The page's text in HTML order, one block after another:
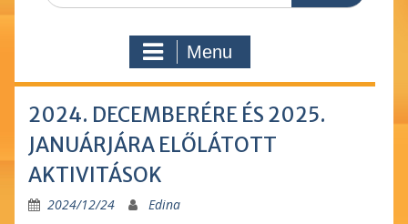
Menu
2024. DECEMBERÉRE ÉS 2025.
JANUÁRJÁRA ELŐLÁTOTT
AKTIVITÁSOK
2024/12/24 Edina